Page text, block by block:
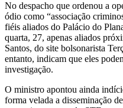
No despacho que ordenou a
ódio como “associação
fiéis aliados do Palácio do
quarta, 27, apenas aliados
Santos, do site bolsonarista
entanto, indicam que eles
investigação.
O ministro apontou ainda
forma velada a disseminação